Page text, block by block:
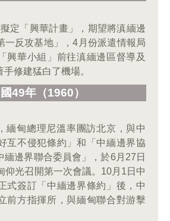
定「興華計畫」，期望將滇緬邊
一反攻基地」，4月份派遣情報局
興華小組」前往滇緬邊區督導及
修建猛白了機場。
49年（1960）
緬甸總理尼溫率團訪北京，與中
互不侵犯條約」和「中緬邊界協
緬邊界聯合委員會」，於6月27日
仰光召開第一次會議。10月1日中
式簽訂「中緬邊界條約」後，中
前方指揮所，與緬甸聯合對游擊